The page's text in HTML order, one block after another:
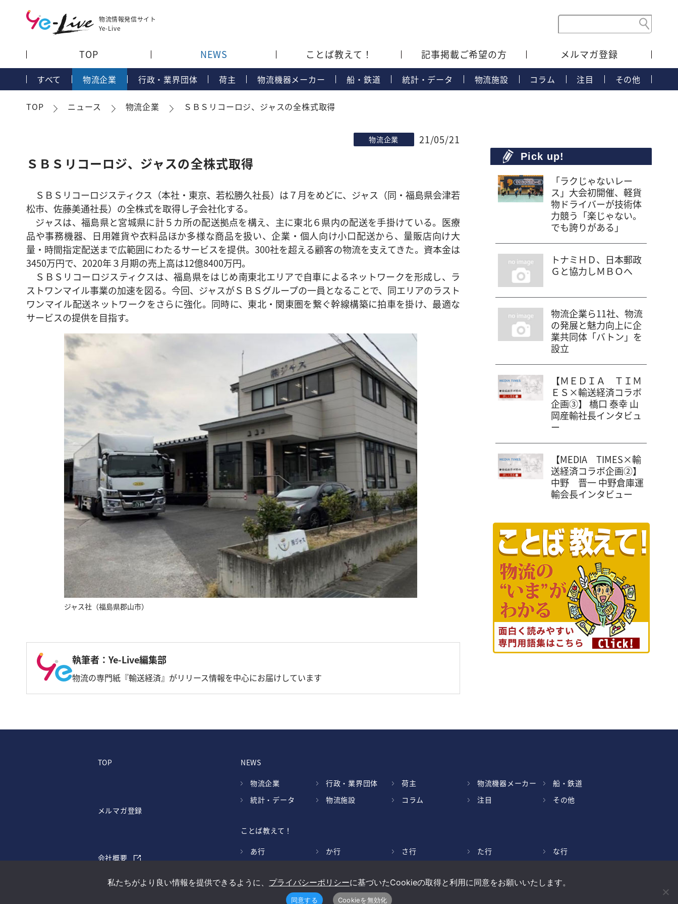
物流情報発信サイト
Ye-Live
TOP NEWS ことば教えて！ 記事掲載ご希望の方 メルマガ登録
すべて 物流企業 行政・業界団体 荷主 物流機器メーカー 船・鉄道 統計・データ 物流施設 コラム 注目 その他
TOP ニュース 物流企業 ＳＢＳリコーロジ、ジャスの全株式取得
物流企業 21/05/21
ＳＢＳリコーロジ、ジャスの全株式取得
ＳＢＳリコーロジスティクス（本社・東京、若松勝久社長）は７月をめどに、ジャス（同・福島県会津若
松市、佐藤美通社長）の全株式を取得し子会社化する。
ジャスは、福島県と宮城県に計５カ所の配送拠点を構え、主に東北６県内の配送を手掛けている。医療
品や事務機器、日用雑貨や衣料品ほか多様な商品を扱い、企業・個人向け小口配送から、量販店向け大
量・時間指定配送まで広範囲にわたるサービスを提供。300社を超える顧客の物流を支えてきた。資本金は
3450万円で、2020年３月期の売上高は12億8400万円。
ＳＢＳリコーロジスティクスは、福島県をはじめ南東北エリアで自車によるネットワークを形成し、ラ
ストワンマイル事業の加速を図る。今回、ジャスがＳＢＳグループの一員となることで、同エリアのラスト
ワンマイル配送ネットワークをさらに強化。同時に、東北・関東圏を繋ぐ幹線構築に拍車を掛け、最適な
サービスの提供を目指す。
ジャス社（福島県郡山市）
執筆者：Ye-Live編集部
物流の専門紙『輸送経済』がリリース情報を中心にお届けしています
Pick up!
「ラクじゃないレー
ス」大会初開催、軽貨
物ドライバーが技術体
力競う「楽じゃない。
でも誇りがある」
トナミＨＤ、日本郵政
Ｇと協力しＭＢＯへ
物流企業ら11社、物流
の発展と魅力向上に企
業共同体「バトン」を
設立
【ＭＥＤＩＡ ＴＩＭ
ＥＳ×輸送経済コラボ
企画③】 橋口 泰幸 山
岡産輸社長インタビュ
ー
【MEDIA TIMES×輸
送経済コラボ企画②】
中野 晋一 中野倉庫運
輸会長インタビュー
TOP
メルマガ登録
会社概要
NEWS
物流企業 行政・業界団体 荷主 物流機器メーカー
船・鉄道
統計・データ
物流施設 コラム 注目 その他
ことば教えて！
あ行 か行 さ行 た行
な行
私たちがより良い情報を提供できるように、 プライバシーポリシーに基づいたCookieの取得と利用に同意をお願いいたします。
同意する Cookieを無効化